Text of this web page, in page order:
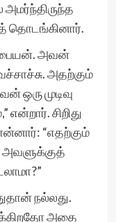
அமர்ந்திருந்த
தொடங்கினார்.
பையன். அவன்
அதற்கும்
ஒரு முடிவு
சிறிது
“எதற்கும்
நல்லது.
அதை